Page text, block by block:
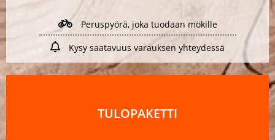
Peruspyörä, joka tuodaan mökille
Kysy saatavuus varauksen yhteydessä
TULOPAKETTI